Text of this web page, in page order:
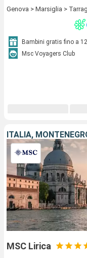
Genova > Marsiglia >
Bambini gratis fino a
Msc Voyagers Club
ITALIA,
MSC Lirica